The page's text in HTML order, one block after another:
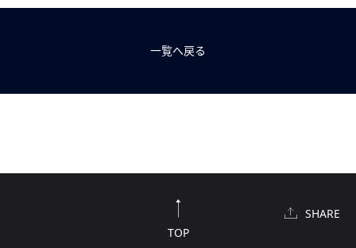
一覧へ戻る
TOP
SHARE